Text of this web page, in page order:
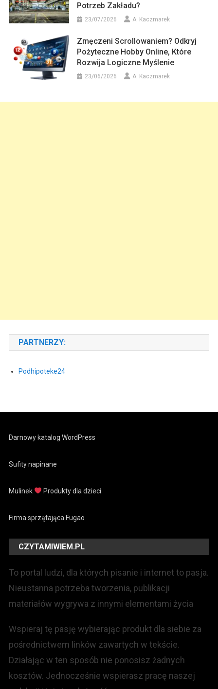
Potrzeb Zakładu?
23/07/2026 A. Kaczmarek
Zmęczeni Scrollowaniem? Odkryj
Pożyteczne Hobby Online, Które
Rozwija Logiczne Myślenie
23/06/2026 A. Kaczmarek
PARTNERZY:
Podhipoteke24
Darnowy katalog WordPress
Sufity napinane
Mulinek Produkty dla dzieci
Firma sprzątająca Fugao
CZYTAMIWIEM.PL
To portal ludzi, dla których pisanie i internet to pasja.
Nieustanna potrzeba tworzenia, publikacji
materiałów wygrywa z innymi elementami życia
Wspieraj tę pasję wybierając produkt dla siebie za
pośrednictwem linków zawartych w tekście.
Działając w ten sposób nie ponosisz żadnych
kosztów. Jednocześnie wspierasz pracę naszej